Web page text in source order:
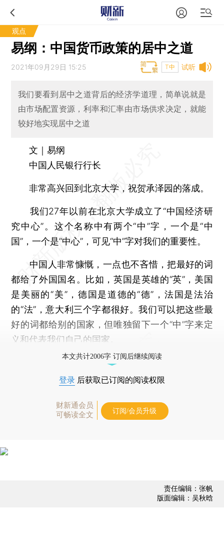
观点
易纲：中国货币政策的居中之道
试听
2021年09月29日 15:25 T中
我们要看到居中之道背后的经济学道理，简单说就是
由市场配置资源，利率和汇率由市场供求决定，就能
较好地实现居中之道
文｜易纲
中国人民银行行长
非常高兴回到北京大学，祝贺承泽园的落成。
我们27年以前在北京大学成立了“中国经济研
究中心”。这个名称中有两个“中”字，一个是“中
国”，一个是“中心”，可见“中”字对我们的重要性。
中国人非常慷慨，一点也不吝惜，把最好的词
都给了外国国名。比如，英国是英雄的“英”，美国
是美丽的“美”，德国是道德的“德”，法国是法治
的“法”，意大利三个字都很好。我们可以把这些最
好的词都给别的国家，但唯独留下一个“中”字来定
义和代表我们自己的国家。
本文共计2006字 订阅后继续阅读
登录 后获取已订阅的阅读权限
财新通会员
可畅读全文
订阅/会员升级
责任编辑：张帆
版面编辑：吴秋晗